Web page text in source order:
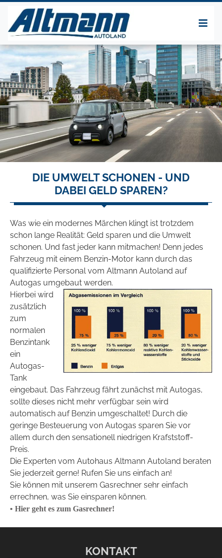
DIE UMWELT SCHONEN - UND
DABEI GELD SPAREN?
Was wie ein modernes Märchen klingt ist trotzdem
schon lange Realität: Geld sparen und die Umwelt
schonen. Und fast jeder kann mitmachen! Denn jedes
Fahrzeug mit einem Benzin-Motor kann durch das
qualifizierte Personal vom Altmann Autoland auf
Autogas umgebaut werden.
Hierbei wird
zusätzlich
zum
normalen
Benzintank
ein
Autogas-
Tank
eingebaut. Das Fahrzeug fährt zunächst mit Autogas,
sollte dieses nicht mehr verfügbar sein wird
automatisch auf Benzin umgeschaltet! Durch die
geringe Besteuerung von Autogas sparen Sie vor
allem durch den sensationell niedrigen Krafststoff-
Preis.
Die Experten vom Autohaus Altmann Autoland beraten
Sie jederzeit gerne! Rufen Sie uns einfach an!
Sie können mit unserem Gasrechner sehr einfach
errechnen, was Sie einsparen können.
• Hier geht es zum Gasrechner!
KONTAKT